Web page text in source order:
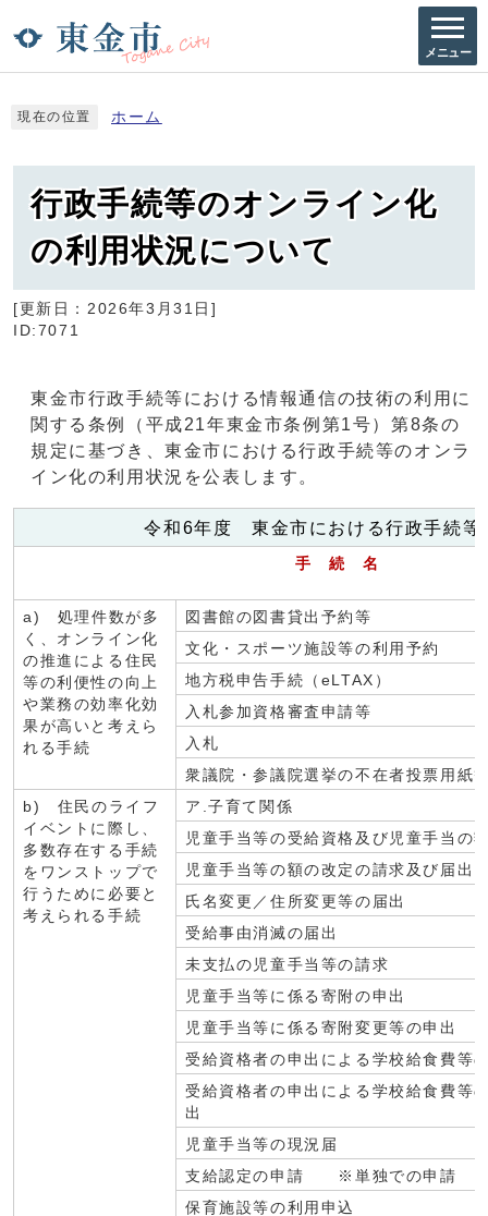
メニュー
現在の位置 ホーム
行政手続等のオンライン化
の利用状況について
[更新日： 2026年3月31日 ]
ID:7071
東金市行政手続等における情報通信の技術の利用に
関する条例（平成21年東金市条例第1号）第8条の
規定に基づき、東金市における行政手続等のオンラ
イン化の利用状況を公表します。
令和6年度 東金市における行政手続等
手 続 名
a) 処理件数が多
く、オンライン化
の推進による住民
等の利便性の向上
や業務の効率化効
果が高いと考えら
れる手続
図書館の図書貸出予約等
文化・スポーツ施設等の利用予約
地方税申告手続（eLTAX）
入札参加資格審査申請等
入札
衆議院・参議院選挙の不在者投票用紙
b) 住民のライフ
イベントに際し、
多数存在する手続
をワンストップで
行うために必要と
考えられる手続
ア.子育て関係
児童手当等の受給資格及び児童手当の
児童手当等の額の改定の請求及び届出
氏名変更／住所変更等の届出
受給事由消滅の届出
未支払の児童手当等の請求
児童手当等に係る寄附の申出
児童手当等に係る寄附変更等の申出
受給資格者の申出による学校給食費等
受給資格者の申出による学校給食費等
出
児童手当等の現況届
支給認定の申請 ※単独での申請
保育施設等の利用申込